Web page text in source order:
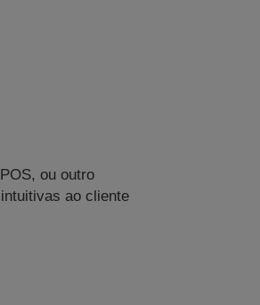
ou outro
ao cliente